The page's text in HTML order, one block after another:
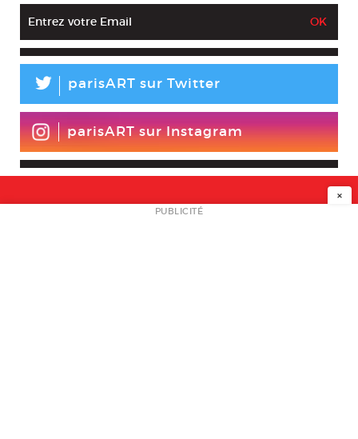
L parisART sur Twitter
parisART sur Instagram
NEWSLETTER
×
PUBLICITÉ